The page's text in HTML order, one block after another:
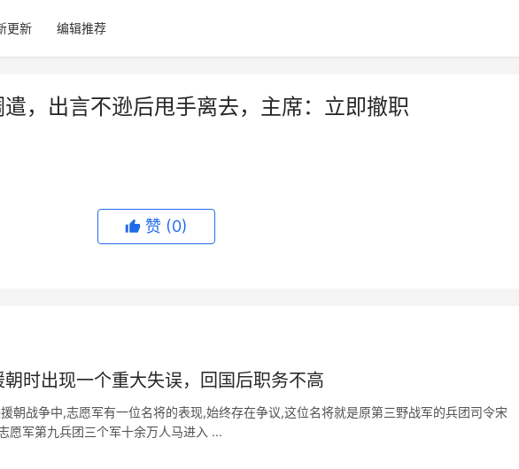
更新 编辑推荐
，出言不逊后甩手离去，主席：立即撤职
赞 (0)
时出现一个重大失误，回国后职务不高
朝战争中,志愿军有一位名将的表现,始终存在争议,这位名将就是原第三野战军的兵团司令宋
愿军第九兵团三个军十余万人马进入 ...